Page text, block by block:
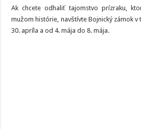
Ak chcete odhaliť tajomstvo prízraku,
mužom histórie, navštívte Bojnický zámok
30. apríla a od 4. mája do 8. mája.